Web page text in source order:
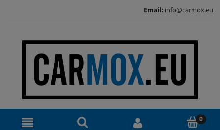
Email: info@carmox.eu